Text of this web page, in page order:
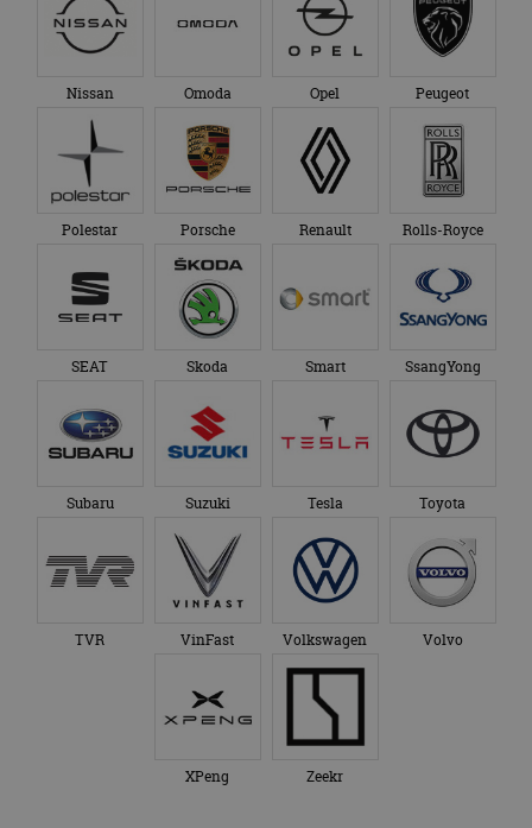
Nissan Omoda Opel Peugeot
Polestar Porsche Renault Rolls-Royce
SEAT Skoda Smart SsangYong
Subaru Suzuki Tesla Toyota
TVR VinFast Volkswagen Volvo
XPeng Zeekr